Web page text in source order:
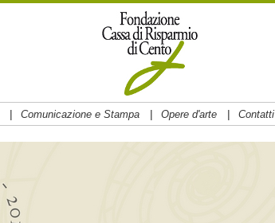
| Comunicazione e Stampa | Opere d'arte | Contatti